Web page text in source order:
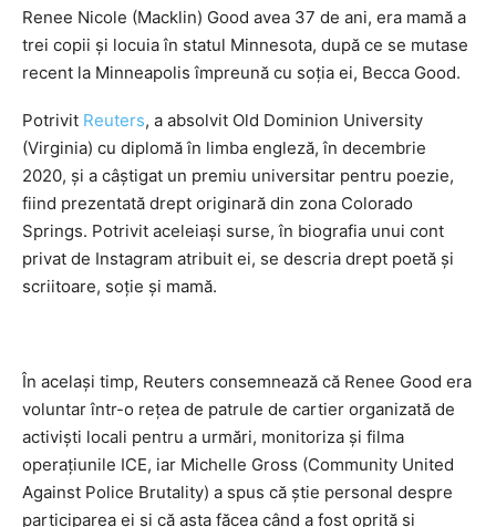
Renee Nicole (Macklin) Good avea 37 de ani, era mamă a
trei copii și locuia în statul Minnesota, după ce se mutase
recent la Minneapolis împreună cu soția ei, Becca Good.
Potrivit Reuters, a absolvit Old Dominion University
(Virginia) cu diplomă în limba engleză, în decembrie
2020, și a câștigat un premiu universitar pentru poezie,
fiind prezentată drept originară din zona Colorado
Springs. Potrivit aceleiași surse, în biografia unui cont
privat de Instagram atribuit ei, se descria drept poetă și
scriitoare, soție și mamă.
În același timp, Reuters consemnează că Renee Good era
voluntar într-o rețea de patrule de cartier organizată de
activiști locali pentru a urmări, monitoriza și filma
operațiunile ICE, iar Michelle Gross (Community United
Against Police Brutality) a spus că știe personal despre
participarea ei și că asta făcea când a fost oprită și